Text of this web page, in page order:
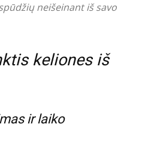
neišeinant iš savo
keliones iš
ir laiko